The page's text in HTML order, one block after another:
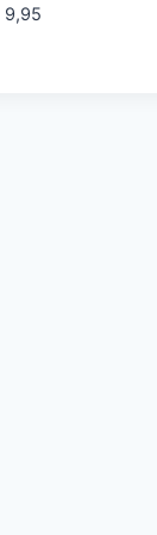
9,95